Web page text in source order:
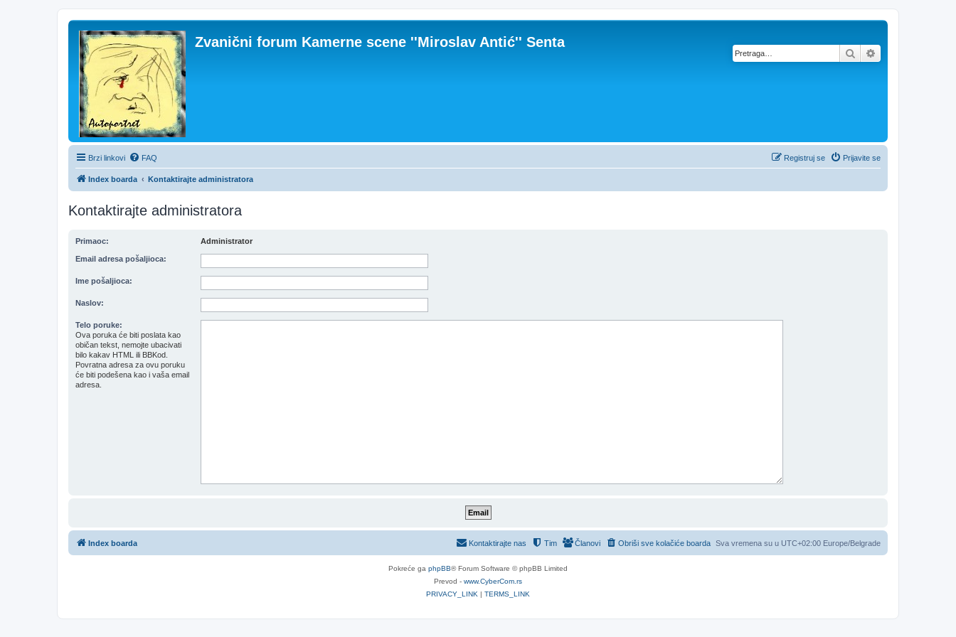
Zvanični forum Kamerne scene ''Miroslav Antić'' Senta
Pretraga
Brzi linkovi FAQ Prijavite se
Registruj se
Index boarda Kontaktirajte administratora
Kontaktirajte administratora
Primaoc: Administrator
Email adresa pošaljioca:
Ime pošaljioca:
Naslov:
Telo poruke:
Ova poruka će biti poslata kao
običan tekst, nemojte ubacivati
bilo kakav HTML ili BBKod.
Povratna adresa za ovu poruku
će biti podešena kao i vaša email
adresa.
Index boarda Sva vremena su u UTC+02:00 Europe/Belgrade
Obriši sve kolačiće boarda
Članovi
Tim
Kontaktirajte nas
Pokreće ga phpBB® Forum Software © phpBB Limited
Prevod - www.CyberCom.rs
PRIVACY_LINK | TERMS_LINK